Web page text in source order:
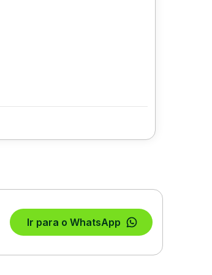
Ir para o WhatsApp